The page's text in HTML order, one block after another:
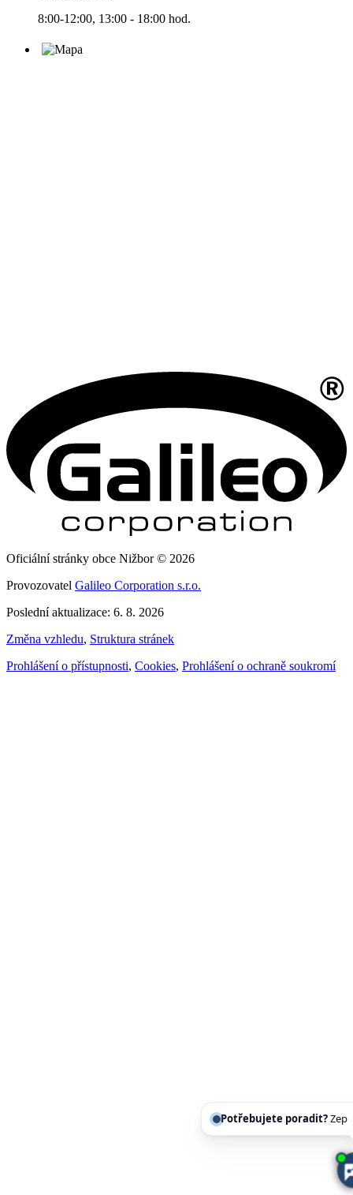
8:00-12:00, 13:00 - 18:00 hod.
Oficiální stránky obce Nižbor © 2026
Provozovatel Galileo Corporation s.r.o.
Poslední aktualizace: 6. 8. 2026
Změna vzhledu, Struktura stránek
Prohlášení o přístupnosti, Cookies, Prohlášení o ochraně soukromí
Potřebujete poradit?Zeptejte se našeho as